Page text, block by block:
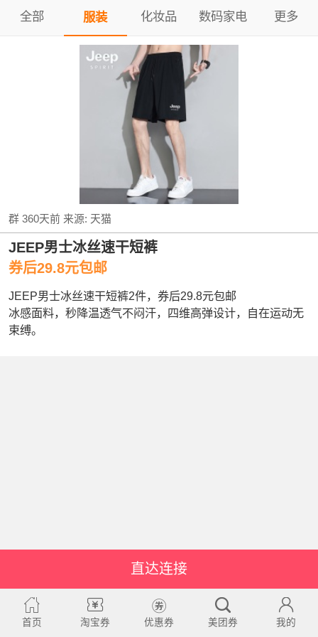
全部 服装 化妆品 数码家电 更多
群 360天前来源: 天猫
JEEP男士冰丝速干短裤
券后29.8元包邮
JEEP男士冰丝速干短裤2件，券后29.8元包邮
冰感面料，秒降温透气不闷汗，四维高弹设计，自在运动无
束缚。
直达连接
首页 淘宝券 优惠券 美团券 我的